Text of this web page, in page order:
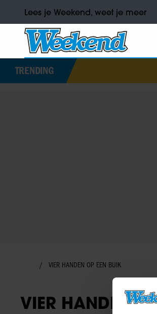
Lees je Weekend, weet je meer
TRENDING
VIER HANDEN OP EEN BUIK
VIER HANDEN